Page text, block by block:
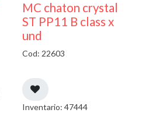
MC chaton crystal
ST PP11 B class x
und
Cod: 22603
Inventario: 47444